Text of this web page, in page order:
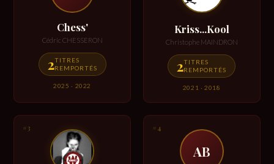
Chess'
Cédric CHESSERON
2TITRES
REMPORTÉS
2025 · 2022
Kriss...Kool
Christophe MAINDRON
2TITRES
REMPORTÉS
2021 · 2018
#3 #4
AB